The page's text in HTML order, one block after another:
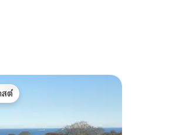
ที่สุด
สต์